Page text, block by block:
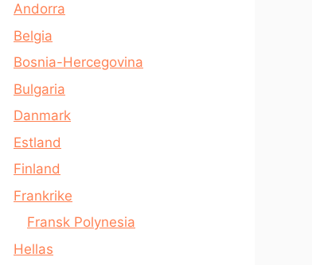
Andorra
Belgia
Bosnia-Hercegovina
Bulgaria
Danmark
Estland
Finland
Frankrike
Fransk Polynesia
Hellas